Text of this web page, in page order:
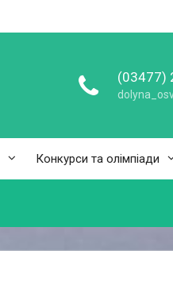
(03477)
Конкурси та олімпіади